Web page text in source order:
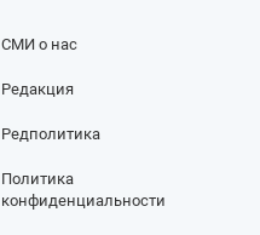
СМИ о нас
Редакция
Редполитика
Политика
конфиденциальности